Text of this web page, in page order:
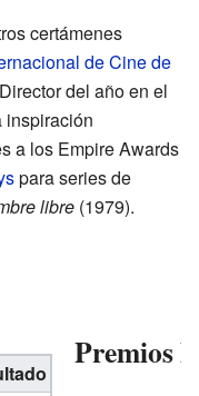
certámenes
de Cine de
del año en el
inspiración
a los Empire Awards
para series de
libre (1979).
Premios